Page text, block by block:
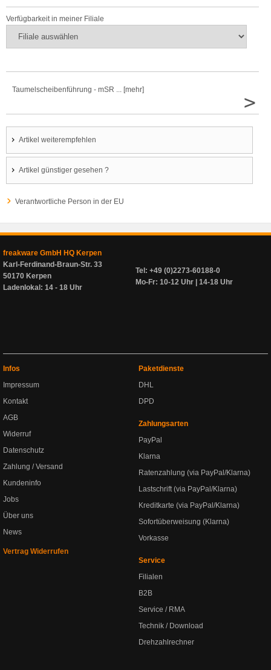
Verfügbarkeit in meiner Filiale
Taumelscheibenführung - mSR ... [mehr]
>
Artikel weiterempfehlen
Artikel günstiger gesehen ?
Verantwortliche Person in der EU
freakware GmbH HQ Kerpen
Karl-Ferdinand-Braun-Str. 33
50170 Kerpen
Ladenlokal: 14 - 18 Uhr
Tel: +49 (0)2273-60188-0
Mo-Fr: 10-12 Uhr | 14-18 Uhr
Infos
Impressum
Kontakt
AGB
Widerruf
Datenschutz
Zahlung / Versand
Kundeninfo
Jobs
Über uns
News
Vertrag Widerrufen
Paketdienste
DHL
DPD
Zahlungsarten
PayPal
Klarna
Ratenzahlung (via PayPal/Klarna)
Lastschrift (via PayPal/Klarna)
Kreditkarte (via PayPal/Klarna)
Sofortüberweisung (Klarna)
Vorkasse
Service
Filialen
B2B
Service / RMA
Technik / Download
Drehzahlrechner